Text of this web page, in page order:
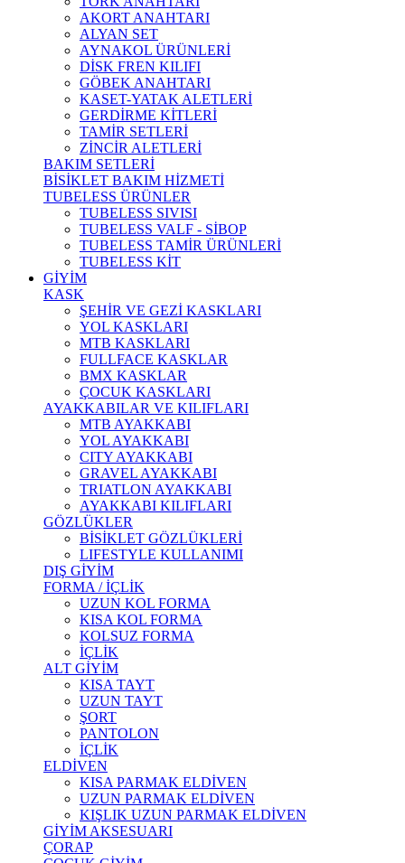
AKORT ANAHTARI
ALYAN SET
AYNAKOL ÜRÜNLERİ
DİSK FREN KILIFI
GÖBEK ANAHTARI
KASET-YATAK ALETLERİ
GERDİRME KİTLERİ
TAMİR SETLERİ
ZİNCİR ALETLERİ
BAKIM SETLERİ
BİSİKLET BAKIM HİZMETİ
TUBELESS ÜRÜNLER
TUBELESS SIVISI
TUBELESS VALF - SİBOP
TUBELESS TAMİR ÜRÜNLERİ
TUBELESS KİT
GİYİM
KASK
ŞEHİR VE GEZİ KASKLARI
YOL KASKLARI
MTB KASKLARI
FULLFACE KASKLAR
BMX KASKLAR
ÇOCUK KASKLARI
AYAKKABILAR VE KILIFLARI
MTB AYAKKABI
YOL AYAKKABI
CITY AYAKKABI
GRAVEL AYAKKABI
TRIATLON AYAKKABI
AYAKKABI KILIFLARI
GÖZLÜKLER
BİSİKLET GÖZLÜKLERİ
LIFESTYLE KULLANIMI
DIŞ GİYİM
FORMA / İÇLİK
UZUN KOL FORMA
KISA KOL FORMA
KOLSUZ FORMA
İÇLİK
ALT GİYİM
KISA TAYT
UZUN TAYT
ŞORT
PANTOLON
İÇLİK
ELDİVEN
KISA PARMAK ELDİVEN
UZUN PARMAK ELDİVEN
KIŞLIK UZUN PARMAK ELDİVEN
GİYİM AKSESUARI
ÇORAP